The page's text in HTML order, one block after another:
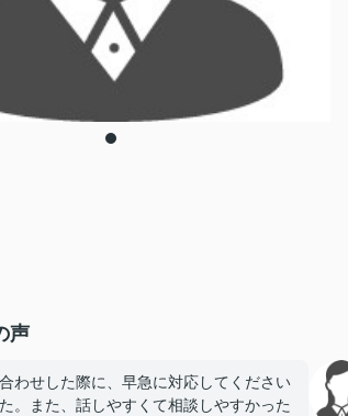
声
わせした際に、早急に対応してください
。また、話しやすくて相談しやすかった